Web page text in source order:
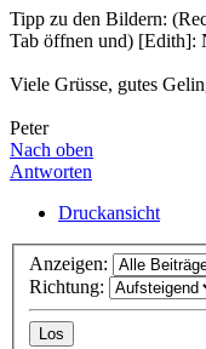
Tipp zu den Bildern:
Tab öffnen und) [Edith]:
Viele Grüsse, gutes
Peter
Nach oben
Antworten
Druckansicht
Anzeigen:
Richtung: